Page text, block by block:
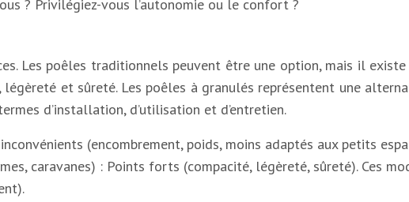
? Privilégiez-vous l’autonomie ou le confort ?
Les poêles traditionnels peuvent être une option, mais il
et sûreté. Les poêles à granulés représentent une
d’installation, d’utilisation et d’entretien.
(encombrement, poids, moins adaptés aux petits
caravanes) : Points forts (compacité, légèreté, sûreté). Ces